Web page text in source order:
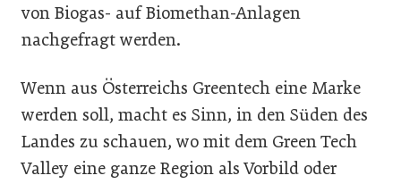
von Biogas- auf Biomethan-Anlagen
nachgefragt werden.
Wenn aus Österreichs Greentech eine Marke
werden soll, macht es Sinn, in den Süden des
Landes zu schauen, wo mit dem Green Tech
Valley eine ganze Region als Vorbild oder